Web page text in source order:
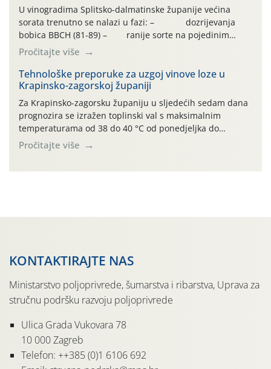
U vinogradima Splitsko-dalmatinske županije većina
sorata trenutno se nalazi u fazi: – dozrijevanja
bobica BBCH (81-89) – ranije sorte na pojedinim
lokalitetima već su dozrele te su spremne za berbu Zbog
visokih temperatura i dugotrajnog izostanka oborina
razvoj vinove loze odvija se uredno, a zdravstveno stanje
većine vinograda je dobro. Srednje dnevne temperature
zraka […]
Pročitajte više
Tehnološke preporuke za uzgoj vinove loze u
Krapinsko-zagorskoj županiji
Za Krapinsko-zagorsku županiju u sljedećih sedam dana
prognozira se izražen toplinski val s maksimalnim
temperaturama od 38 do 40 °C od ponedjeljka do
četvrtka, uz povećan rizik od toplinskog stresa za vinovu
lozu. U petak i subotu očekuje se osvježenje uz
Pročitajte više
KONTAKTIRAJTE NAS
Ministarstvo poljoprivrede, šumarstva i ribarstva, Uprava za
stručnu podršku razvoju poljoprivrede
Ulica Grada Vukovara 78
10 000 Zagreb
Telefon: ++385 (0)1 6106 692